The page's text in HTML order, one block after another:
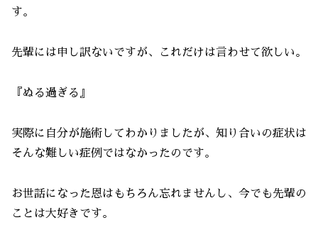
す。
先輩には申し訳ないですが、これだけは言わせて欲しい。
『ぬる過ぎる』
実際に自分が施術してわかりましたが、知り合いの症状は
そんな難しい症例ではなかったのです。
お世話になった恩はもちろん忘れませんし、今でも先輩の
ことは大好きです。